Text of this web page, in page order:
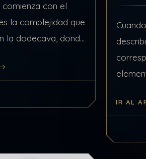
con el
la complejidad que
la dodecava, donde
también…
para
IR AL